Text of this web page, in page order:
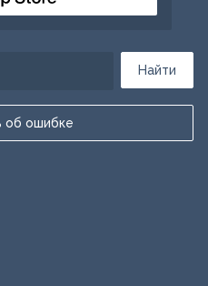
Найти
об ошибке